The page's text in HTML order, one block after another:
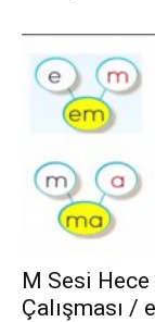
M Sesi
Çalışması /